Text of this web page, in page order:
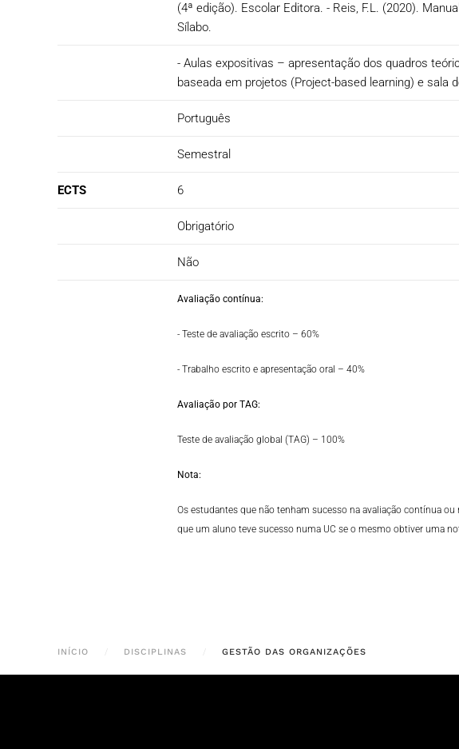
(4ª edição). Escolar Editora. - Reis, F.L. (2020).
Sílabo.
- Aulas expositivas – apresentação dos quadros
baseada em projetos (Project-based learning) e sala
Português
Semestral
ECTS 6
Obrigatório
Não
Avaliação contínua:
- Teste de avaliação escrito – 60%
- Trabalho escrito e apresentação oral – 40%
Avaliação por TAG:
Teste de avaliação global (TAG) – 100%
Nota:
Os estudantes que não tenham sucesso na avaliação contínua
que um aluno teve sucesso numa UC se o mesmo obtiver uma
INÍCIO DISCIPLINAS GESTÃO DAS ORGANIZAÇÕES